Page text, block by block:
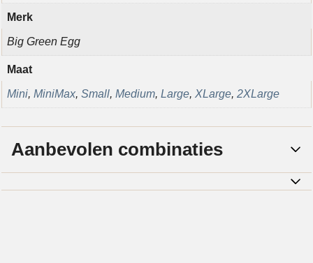
Merk
Big Green Egg
Maat
Mini, MiniMax, Small, Medium, Large, XLarge, 2XLarge
Aanbevolen combinaties